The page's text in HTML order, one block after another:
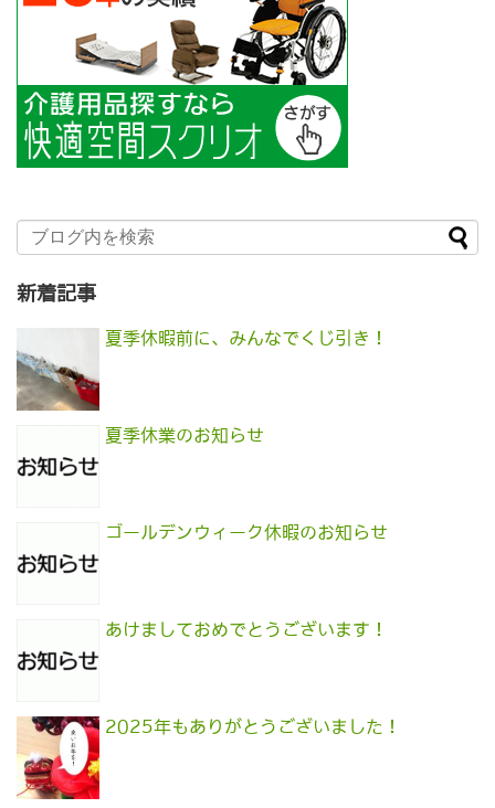
新着記事
夏季休暇前に、みんなでくじ引き！
夏季休業のお知らせ
ゴールデンウィーク休暇のお知らせ
あけましておめでとうございます！
2025年もありがとうございました！